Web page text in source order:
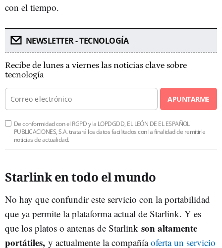
con el tiempo.
NEWSLETTER - TECNOLOGÍA
Recibe de lunes a viernes las noticias clave sobre
tecnología
APUNTARME
De conformidad con el RGPD y la LOPDGDD, EL LEÓN DE EL ESPAÑOL
PUBLICACIONES, S.A. tratará los datos facilitados con la finalidad de remitirle
noticias de actualidad.
Starlink en todo el mundo
No hay que confundir este servicio con la portabilidad
que ya permite la plataforma actual de Starlink. Y es
que los platos o antenas de Starlink son altamente
portátiles, y actualmente la compañíaoferta un servicio